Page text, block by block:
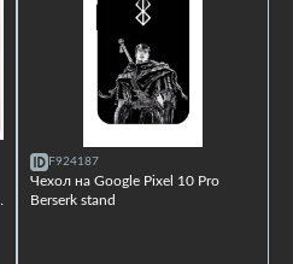
F924187
Чехол на Google Pixel 10 Pro
Berserk stand